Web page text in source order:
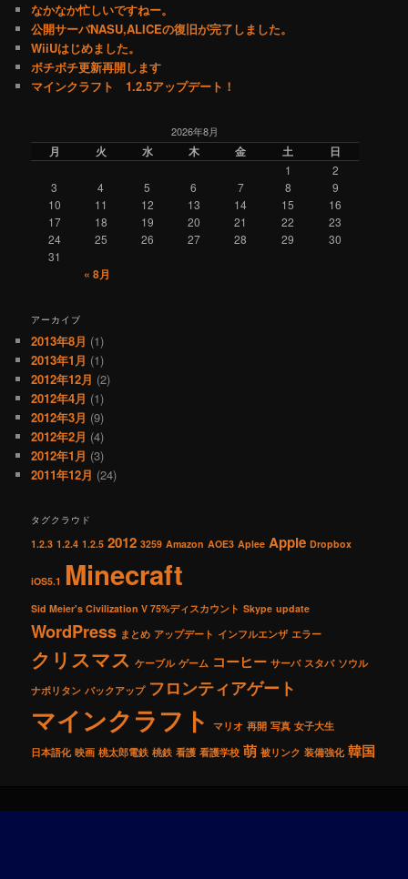
なかなか忙しいですねー。
公開サーバNASU,ALICEの復旧が完了しました。
WiiUはじめました。
ボチボチ更新再開します
マインクラフト 1.2.5アップデート！
2026年8月
月 火 水 木 金 土 日
1
2
3
4 5 6 7 8
9
10
11 12 13 14 15
16
17
18 19 20 21 22
23
24
25 26 27 28 29
30
31
« 8月
アーカイブ
2013年8月 (1)
2013年1月 (1)
2012年12月 (2)
2012年4月 (1)
2012年3月 (9)
2012年2月 (4)
2012年1月 (3)
2011年12月 (24)
タグクラウド
1.2.3 1.2.4 1.2.5 2012 3259 Amazon AOE3 Aplee Apple Dropbox
iOS5.1 Minecraft
Sid Meier's Civilization V 75%ディスカウント Skype update
WordPress まとめ アップデート インフルエンザ エラー
クリスマス ケーブル ゲーム コーヒー サーバ スタバ ソウル
ナポリタン バックアップ フロンティアゲート
マインクラフト マリオ 再開 写真 女子大生
日本語化 映画 桃太郎電鉄 桃鉄 看護 看護学校 萌 被リンク 装備強化 韓国